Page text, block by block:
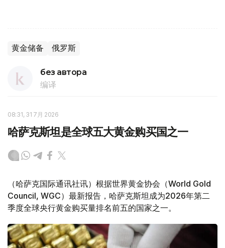
黄金储备 俄罗斯
без автора
编译
08:31, 31 7月 2026
哈萨克斯坦是全球五大黄金购买国之一
（哈萨克国际通讯社讯）根据世界黄金协会（World Gold
Council, WGC）最新报告，哈萨克斯坦成为2026年第二
季度全球央行黄金购买量排名前五的国家之一。